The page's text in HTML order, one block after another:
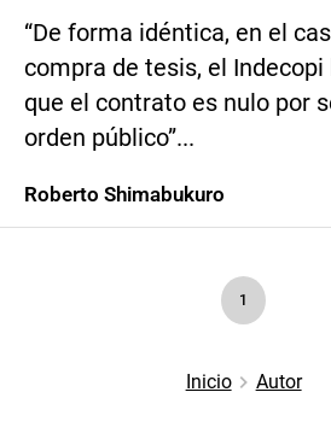
“De forma idéntica, en el
compra de tesis, el
que el contrato es nulo por
orden público”...
Roberto Shimabukuro
1
Inicio Autor